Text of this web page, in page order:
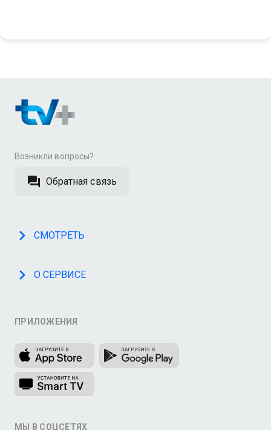
Возникли вопросы?
Обратная связь
СМОТРЕТЬ
О СЕРВИСЕ
ПРИЛОЖЕНИЯ
МЫ В СОЦСЕТЯХ